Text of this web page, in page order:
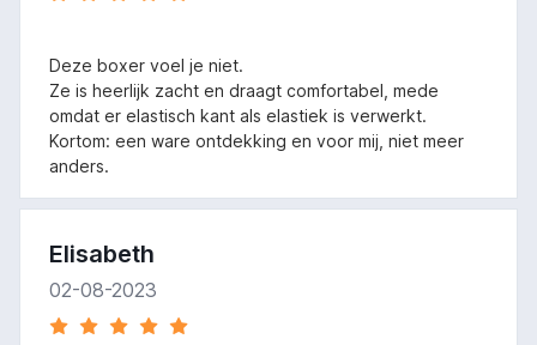
Deze boxer voel je niet.
Ze is heerlijk zacht en draagt comfortabel, mede
omdat er elastisch kant als elastiek is verwerkt.
Kortom: een ware ontdekking en voor mij, niet meer
anders.
Elisabeth
02-08-2023